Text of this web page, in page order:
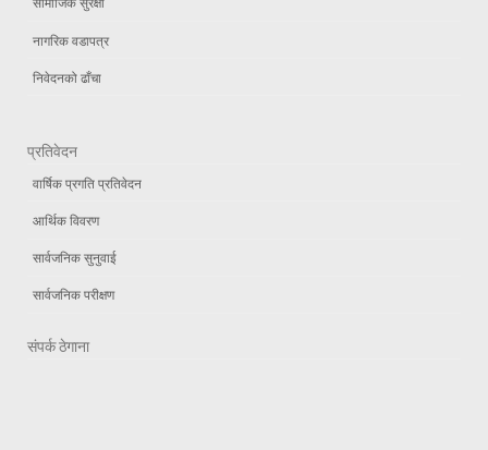
नागरिक वडापत्र
निवेदनको ढाँचा
प्रतिवेदन
वार्षिक प्रगति प्रतिवेदन
आर्थिक विवरण
सार्वजनिक सुनुवाई
सार्वजनिक परीक्षण
संपर्क ठेगाना